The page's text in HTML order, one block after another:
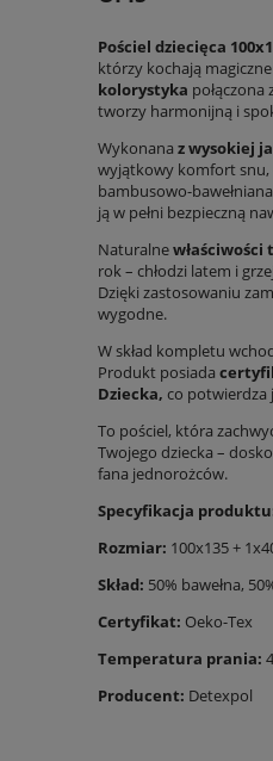
Pościel dziecięca
którzy kochają
kolorystyka
tworzy harmonijną i
Wykonana z wysokiej
wyjątkowy komfort snu,
bambusowo-
ją w pełni bezpieczną
Naturalne
rok – chłodzi latem i
Dzięki zastosowaniu
wygodne.
W skład kompletu
Produkt posiada
Dziecka, co potwierdza
To pościel, która
Twojego dziecka –
fana jednorożców.
Specyfikacja
Rozmiar: 100x135 +
Skład: 50% bawełna,
Certyfikat: Oeko-Tex
Temperatura prania:
Producent: Detexpol